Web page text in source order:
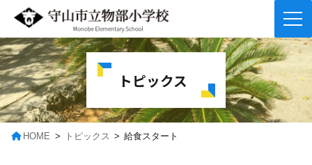
コ
ン
テ
ン
ツ
へ
ス
ナ
ビ
ゲ
ー
シ
ョ
ン
トピックス
HOME トピックス 給食スタート